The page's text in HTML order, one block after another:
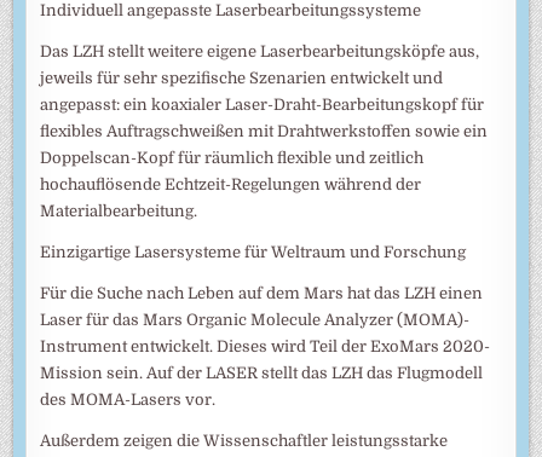
Individuell angepasste Laserbearbeitungssysteme
Das LZH stellt weitere eigene Laserbearbeitungsköpfe aus,
jeweils für sehr spezifische Szenarien entwickelt und
angepasst: ein koaxialer Laser-Draht-Bearbeitungskopf für
flexibles Auftragschweißen mit Drahtwerkstoffen sowie ein
Doppelscan-Kopf für räumlich flexible und zeitlich
hochauflösende Echtzeit-Regelungen während der
Materialbearbeitung.
Einzigartige Lasersysteme für Weltraum und Forschung
Für die Suche nach Leben auf dem Mars hat das LZH einen
Laser für das Mars Organic Molecule Analyzer (MOMA)-
Instrument entwickelt. Dieses wird Teil der ExoMars 2020-
Mission sein. Auf der LASER stellt das LZH das Flugmodell
des MOMA-Lasers vor.
Außerdem zeigen die Wissenschaftler leistungsstarke